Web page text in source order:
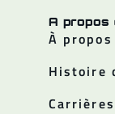
A propos
À
Histoire
Carrières